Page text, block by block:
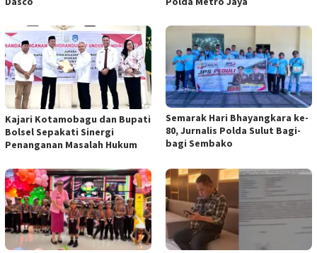
Kajari Kotamobagu dan Bupati
Bolsel Sepakati Sinergi
Penanganan Masalah Hukum
Semarak Hari Bhayangkara ke-
80, Jurnalis Polda Sulut Bagi-
bagi Sembako